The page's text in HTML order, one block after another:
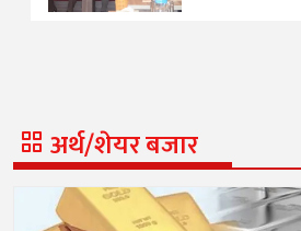
अर्थ/शेयर बजार